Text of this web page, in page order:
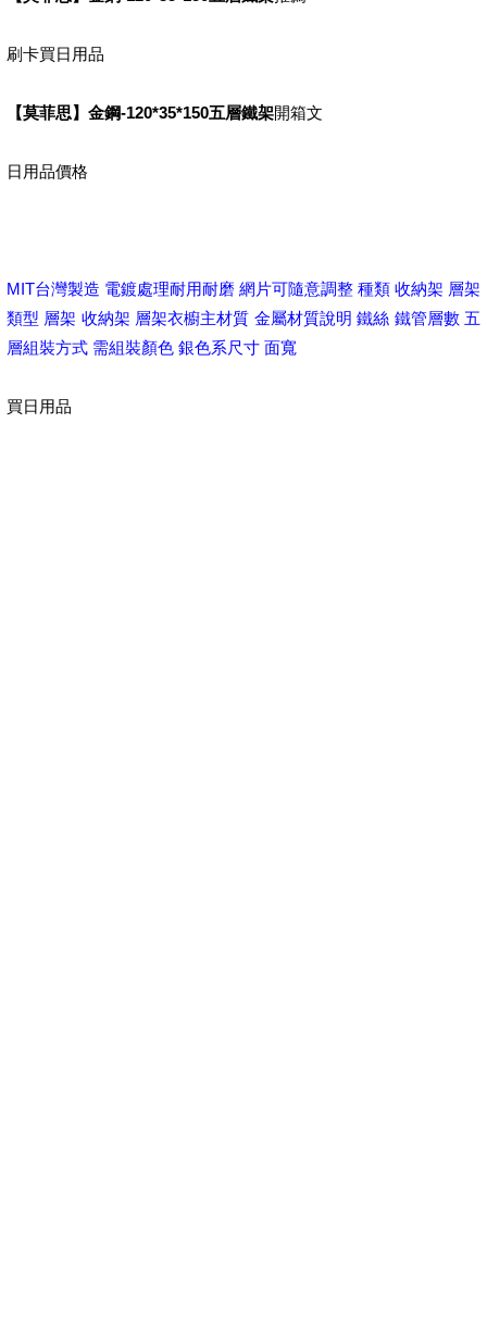
刷卡買日用品
【莫菲思】金鋼-120*35*150五層鐵架開箱文
日用品價格
MIT台灣製造 電鍍處理耐用耐磨 網片可隨意調整 種類 收納架 層架
類型 層架 收納架 層架衣櫥主材質 金屬材質說明 鐵絲 鐵管層數 五
層組裝方式 需組裝顏色 銀色系尺寸 面寬
買日用品